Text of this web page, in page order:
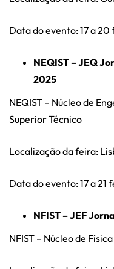
Data do evento: 17 a
NEQIST – JEQ
2025
NEQIST – Núcleo de
Superior Técnico
Localização da feira:
Data do evento: 17 a 21
NFIST – JEF
NFIST – Núcleo de